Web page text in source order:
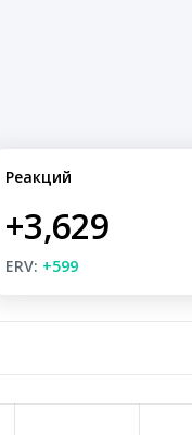
Реакций
+3,629
ERV: +599